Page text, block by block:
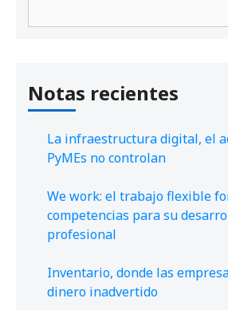
Notas recientes
La infraestructura digital, el
PyMEs no controlan
We work: el trabajo flexible
competencias para su
profesional
Inventario, donde las
dinero inadvertido